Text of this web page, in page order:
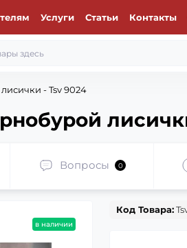
Услуги Статьи Контакты
- Tsv 9024
Вопросы 0
в наличии
Код Товара: